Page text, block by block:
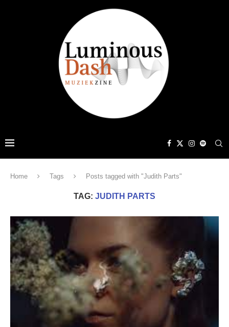
Home Tags Posts tagged with "Judith Parts"
TAG: JUDITH PARTS